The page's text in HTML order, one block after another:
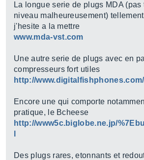
La longue serie de plugs MDA (pas
niveau malheureusement)
j'hesite a la mettre
www.mda-vst.com
Une autre serie de plugs avec en
compresseurs fort utiles
http://
Encore une qui comporte
pratique, le Bcheese
http://www5c.biglobe.ne.jp/
Des plugs rares, etonnants et